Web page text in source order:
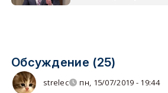
Обсуждение (25)
strelec пн, 15/07/2019 - 19:44